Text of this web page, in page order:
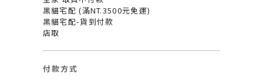
黑貓宅配 (滿NT.3500元免運)
黑貓宅配-貨到付款
店取
付款方式